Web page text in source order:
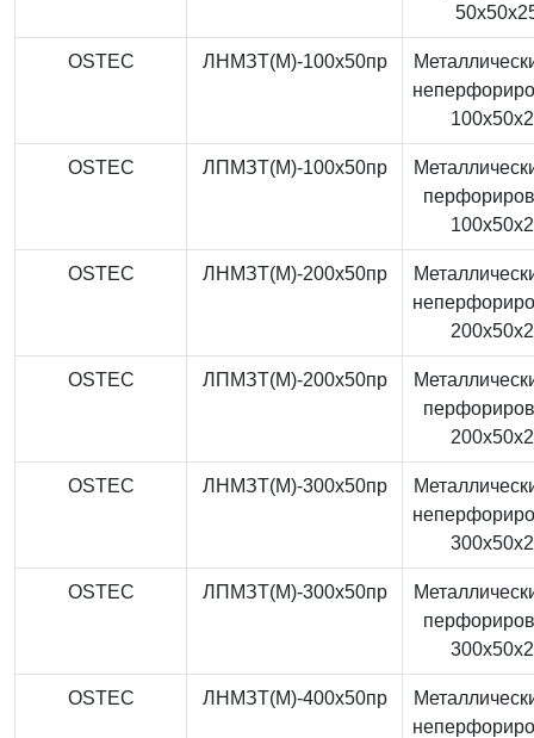
OSTEC ЛНМЗТ(М)-100x50пр
OSTEC ЛПМЗТ(М)-100x50пр
OSTEC ЛНМЗТ(М)-200x50пр
OSTEC ЛПМЗТ(М)-200x50пр
OSTEC ЛНМЗТ(М)-300x50пр
OSTEC ЛПМЗТ(М)-300x50пр
OSTEC ЛНМЗТ(М)-400x50пр